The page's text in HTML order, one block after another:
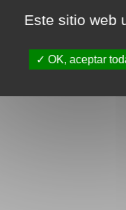
Este sitio web
OK, aceptar